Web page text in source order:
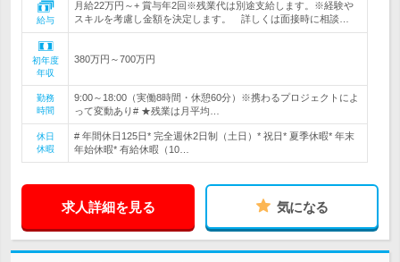
給与
月給22万円～+ 賞与年2回※残業代は別途支給します。※経験や
スキルを考慮し金額を決定します。 詳しくは面接時に相談…
初年度
年収
380万円～700万円
勤務
時間
9:00～18:00（実働8時間・休憩60分）※携わるプロジェクトによ
って変動あり# ★残業は月平均…
休日
休暇
# 年間休日125日* 完全週休2日制（土日）* 祝日* 夏季休暇* 年末
年始休暇* 有給休暇（10…
求人詳細を見る 気になる